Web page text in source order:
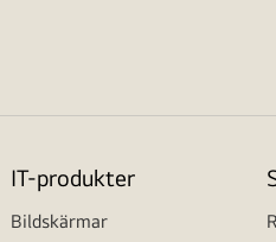
IT-produkter
Bildskärmar